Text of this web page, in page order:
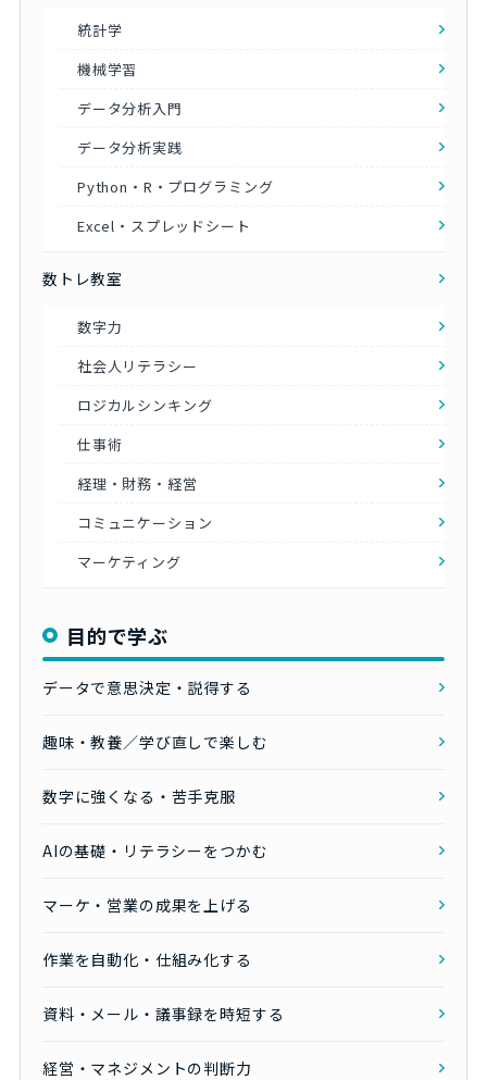
統計学
機械学習
データ分析入門
データ分析実践
Python・R・プログラミング
Excel・スプレッドシート
数トレ教室
数字力
社会人リテラシー
ロジカルシンキング
仕事術
経理・財務・経営
コミュニケーション
マーケティング
目的で学ぶ
データで意思決定・説得する
趣味・教養／学び直しで楽しむ
数字に強くなる・苦手克服
AIの基礎・リテラシーをつかむ
マーケ・営業の成果を上げる
作業を自動化・仕組み化する
資料・メール・議事録を時短する
経営・マネジメントの判断力